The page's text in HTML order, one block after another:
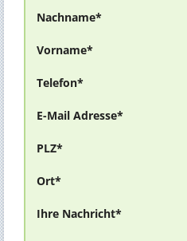
Nachname*
Vorname*
Telefon*
E-Mail Adresse*
PLZ*
Ort*
Ihre Nachricht*